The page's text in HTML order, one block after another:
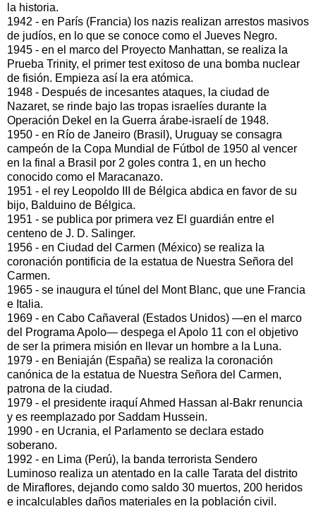
la historia.
1942 - en París (Francia) los nazis realizan arrestos masivos
de judíos, en lo que se conoce como el Jueves Negro.
1945 - en el marco del Proyecto Manhattan, se realiza la
Prueba Trinity, el primer test exitoso de una bomba nuclear
de fisión. Empieza así la era atómica.
1948 - Después de incesantes ataques, la ciudad de
Nazaret, se rinde bajo las tropas israelíes durante la
Operación Dekel en la Guerra árabe-israelí de 1948.
1950 - en Río de Janeiro (Brasil), Uruguay se consagra
campeón de la Copa Mundial de Fútbol de 1950 al vencer
en la final a Brasil por 2 goles contra 1, en un hecho
conocido como el Maracanazo.
1951 - el rey Leopoldo III de Bélgica abdica en favor de su
bijo, Balduino de Bélgica.
1951 - se publica por primera vez El guardián entre el
centeno de J. D. Salinger.
1956 - en Ciudad del Carmen (México) se realiza la
coronación pontificia de la estatua de Nuestra Señora del
Carmen.
1965 - se inaugura el túnel del Mont Blanc, que une Francia
e Italia.
1969 - en Cabo Cañaveral (Estados Unidos) —en el marco
del Programa Apolo— despega el Apolo 11 con el objetivo
de ser la primera misión en llevar un hombre a la Luna.
1979 - en Beniaján (España) se realiza la coronación
canónica de la estatua de Nuestra Señora del Carmen,
patrona de la ciudad.
1979 - el presidente iraquí Ahmed Hassan al-Bakr renuncia
y es reemplazado por Saddam Hussein.
1990 - en Ucrania, el Parlamento se declara estado
soberano.
1992 - en Lima (Perú), la banda terrorista Sendero
Luminoso realiza un atentado en la calle Tarata del distrito
de Miraflores, dejando como saldo 30 muertos, 200 heridos
e incalculables daños materiales en la población civil.